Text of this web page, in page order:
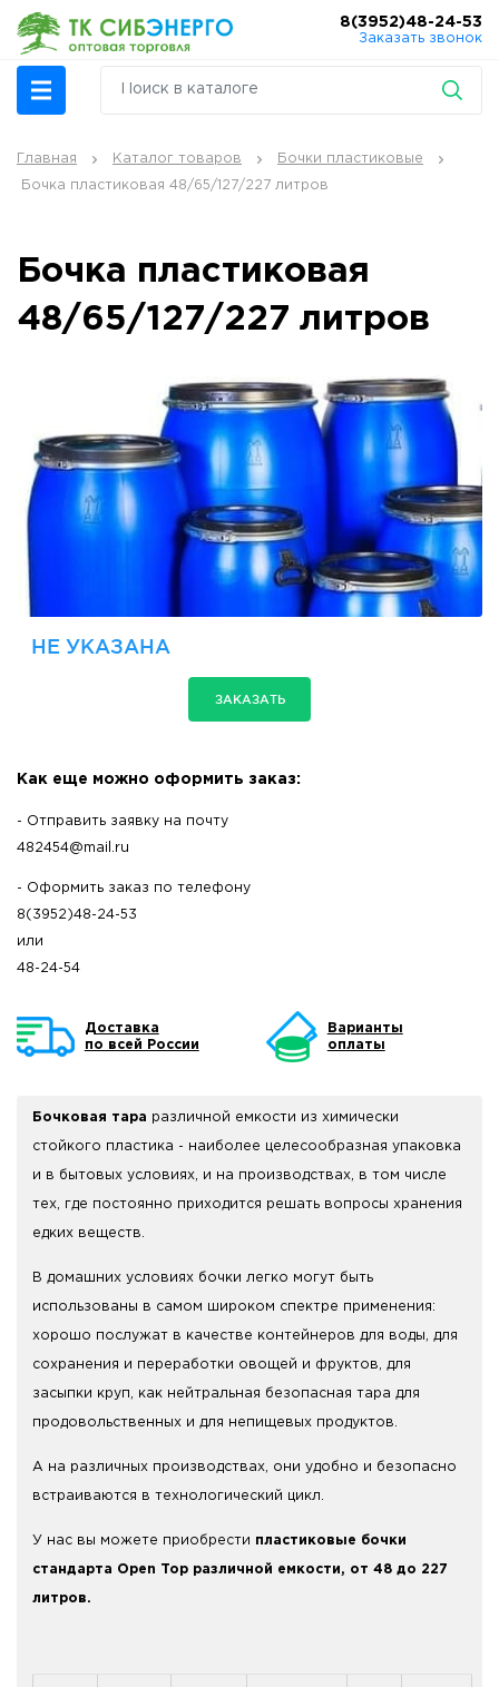
8(3952)48-24-53
Заказать звонок
Главная Каталог товаров Бочки пластиковые
Бочка пластиковая 48/65/127/227 литров
Бочка пластиковая
48/65/127/227 литров
НЕ УКАЗАНА
ЗАКАЗАТЬ
Как еще можно оформить заказ:
- Отправить заявку на почту
482454@mail.ru
- Оформить заказ по телефону
8(3952)48-24-53
или
48-24-54
Доставка
по всей России
Варианты
оплаты
Бочковая тара различной емкости из химически
стойкого пластика - наиболее целесообразная упаковка
и в бытовых условиях, и на производствах, в том числе
тех, где постоянно приходится решать вопросы хранения
едких веществ.
В домашних условиях бочки легко могут быть
использованы в самом широком спектре применения:
хорошо послужат в качестве контейнеров для воды, для
сохранения и переработки овощей и фруктов, для
засыпки круп, как нейтральная безопасная тара для
продовольственных и для непищевых продуктов.
А на различных производствах, они удобно и безопасно
встраиваются в технологический цикл.
У нас вы можете приобрести пластиковые бочки
стандарта Open Top различной емкости, от 48 до 227
литров.